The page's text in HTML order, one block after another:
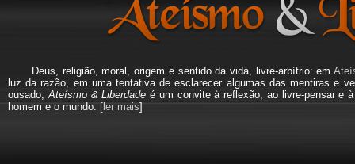
Deus, religião, moral, origem e sentido da vida, livre-arbítrio: em
luz da razão, em uma tentativa de esclarecer algumas das mentiras e
ousado, Ateísmo & Liberdade é um convite à reflexão, ao livre-pensar e
homem e o mundo. [ler mais]